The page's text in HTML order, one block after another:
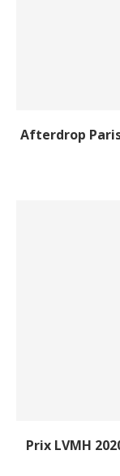
Afterdrop
Prix LVMH